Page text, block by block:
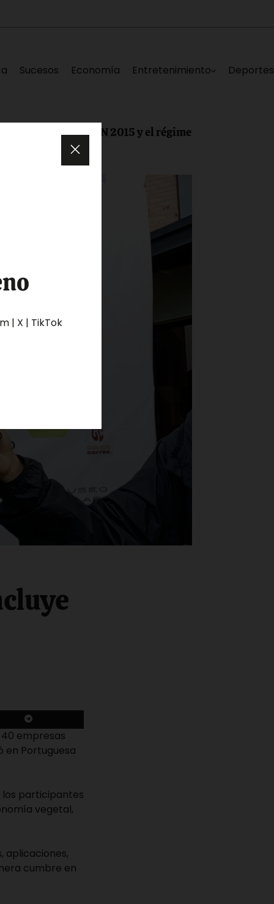
Sucesos Economía Entretenimiento Deportes
entre la AN 2015 y el régimen se realizó en el Hotel
empresas
en Portuguesa
los participantes
vegetal,
aplicaciones,
cumbre en
| X | TikTok